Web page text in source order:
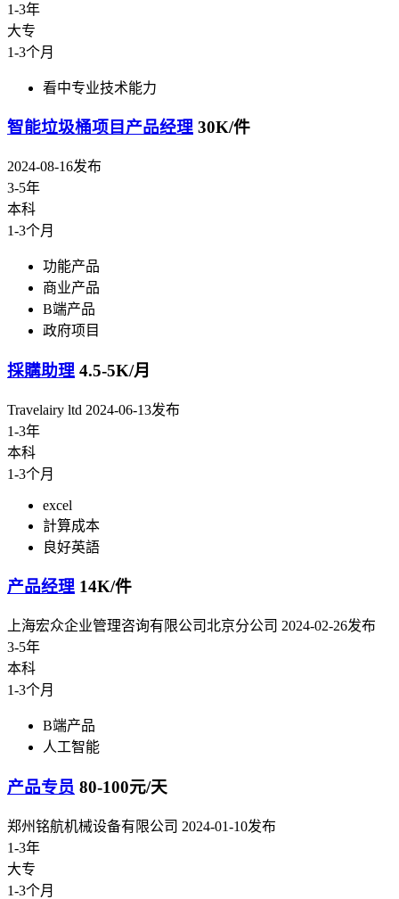
1-3年
大专
1-3个月
看中专业技术能力
智能垃圾桶项目产品经理 30K/件
2024-08-16发布
3-5年
本科
1-3个月
功能产品
商业产品
B端产品
政府项目
採購助理 4.5-5K/月
Travelairy ltd 2024-06-13发布
1-3年
本科
1-3个月
excel
計算成本
良好英語
产品经理 14K/件
上海宏众企业管理咨询有限公司北京分公司 2024-02-26发布
3-5年
本科
1-3个月
B端产品
人工智能
产品专员 80-100元/天
郑州铭航机械设备有限公司 2024-01-10发布
1-3年
大专
1-3个月